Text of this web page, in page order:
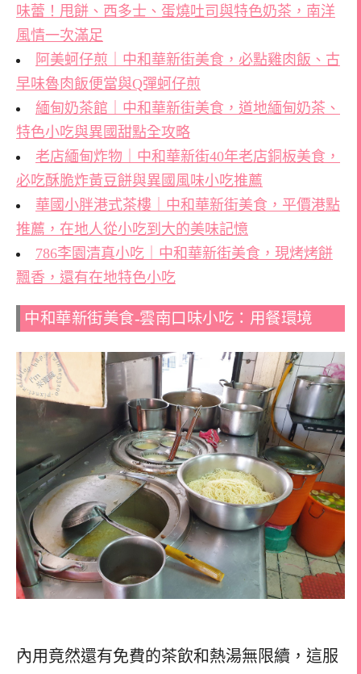
味蕾！甩餅、西多士、蛋燒吐司與特色奶茶，南洋
風情一次滿足
阿美蚵仔煎｜中和華新街美食，必點雞肉飯、古
早味魯肉飯便當與Q彈蚵仔煎
緬甸奶茶館｜中和華新街美食，道地緬甸奶茶、
特色小吃與異國甜點全攻略
老店緬甸炸物｜中和華新街40年老店銅板美食，
必吃酥脆炸黃豆餅與異國風味小吃推薦
華國小胖港式茶樓｜中和華新街美食，平價港點
推薦，在地人從小吃到大的美味記憶
786李園清真小吃｜中和華新街美食，現烤烤餅
飄香，還有在地特色小吃
中和華新街美食-雲南口味小吃：用餐環境
內用竟然還有免費的茶飲和熱湯無限續，這服